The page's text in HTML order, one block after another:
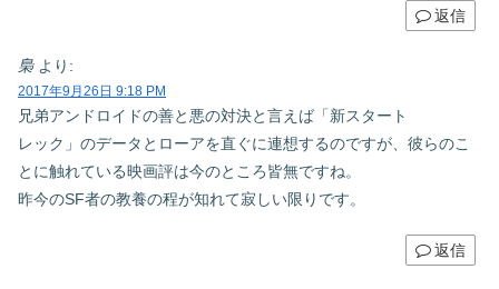
返信
梟 より:
2017年9月26日 9:18 PM
兄弟アンドロイドの善と悪の対決と言えば「新スタート
レック」のデータとローアを直ぐに連想するのですが、彼らのこ
とに触れている映画評は今のところ皆無ですね。
昨今のSF者の教養の程が知れて寂しい限りです。
返信